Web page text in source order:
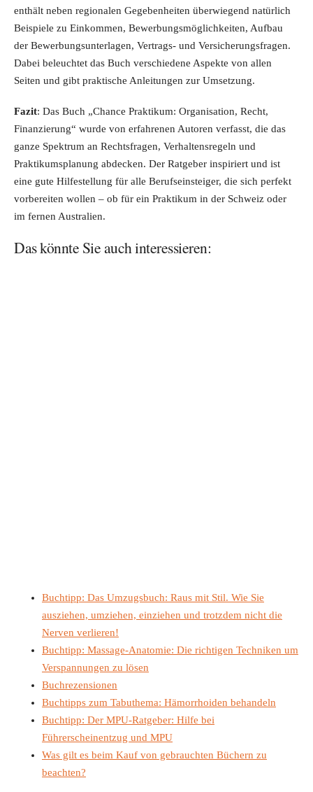
enthält neben regionalen Gegebenheiten überwiegend natürlich
Beispiele zu Einkommen, Bewerbungsmöglichkeiten, Aufbau
der Bewerbungsunterlagen, Vertrags- und Versicherungsfragen.
Dabei beleuchtet das Buch verschiedene Aspekte von allen
Seiten und gibt praktische Anleitungen zur Umsetzung.
Fazit: Das Buch „Chance Praktikum: Organisation, Recht,
Finanzierung“ wurde von erfahrenen Autoren verfasst, die das
ganze Spektrum an Rechtsfragen, Verhaltensregeln und
Praktikumsplanung abdecken. Der Ratgeber inspiriert und ist
eine gute Hilfestellung für alle Berufseinsteiger, die sich perfekt
vorbereiten wollen – ob für ein Praktikum in der Schweiz oder
im fernen Australien.
Das könnte Sie auch interessieren:
Buchtipp: Das Umzugsbuch: Raus mit Stil. Wie Sie
ausziehen, umziehen, einziehen und trotzdem nicht die
Nerven verlieren!
Buchtipp: Massage-Anatomie: Die richtigen Techniken um
Verspannungen zu lösen
Buchrezensionen
Buchtipps zum Tabuthema: Hämorrhoiden behandeln
Buchtipp: Der MPU-Ratgeber: Hilfe bei
Führerscheinentzug und MPU
Was gilt es beim Kauf von gebrauchten Büchern zu
beachten?